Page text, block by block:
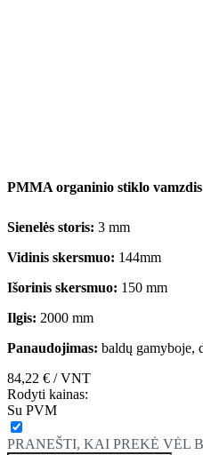
PMMA organinio stiklo
Sienelės storis: 3 mm
Vidinis skersmuo: 144mm
Išorinis skersmuo: 150 mm
Ilgis: 2000 mm
Panaudojimas: baldų gamyboje,
84,22 € / VNT
Rodyti kainas:
Su PVM
PRANEŠTI, KAI PREKĖ VĖL